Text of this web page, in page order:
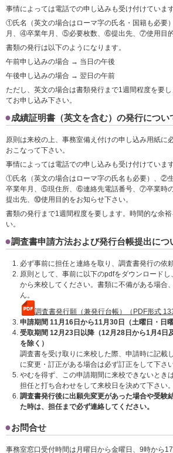
事情によっては電話での申し込みも受け付けています
①氏名（英文の場合はローマ字の氏名・国籍も必
月、④卒業年月、⑤必要枚数、⑥提出先、⑦使用目的
書類の発行は以下のようになります。
午前申し込みの場合 → 当日の午後
午後申し込みの場合 → 翌日の午前
ただし、英文の場合は書類発行まで1週間程度を要
てお申し込み下さい。
成績証明書（英文を含む）の発行につい
原則は来校の上、事務室備え付けの申し込み用紙に
おこなって下さい。
事情によっては電話での申し込みも受け付けています
①氏名（英文の場合はローマ字の氏名も必要）、②
卒業年月、⑤現住所、⑥連絡先電話番号、⑦卒業時
提出先、⑩使用目的をお知らせ下さい。
書類の発行まで1週間程度を要します。時間的な余
い。
調査書申請方法および発行台帳提出につ
必ず事前に担任と連絡を取り、調査書発行の依
原則として、事前に以下のpdfをダウンロード
から来校してください。書類に不備がある場合
ん。
調査書発行願（兼発行台帳）（PDF形式
申請期間 11月16日から11月30日（土曜日・日
受取期間 12月23日以降（12月28日から1月4日
を除く）
調査書を受け取りに来校した際、申請時に記載
に変更・訂正がある場合は必ず訂正をして下さい
やむを得ず、この申請期間に来校できないとき
担任と打ち合わせをして来校日を決めて下さい。
調査書発行後に出願先変更があった場合や受験
た時は、担任まで必ず連絡してください。
お問合せ
事務室窓口受付時間は月曜日から金曜日、9時から